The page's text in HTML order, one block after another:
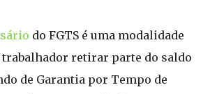
do FGTS é uma modalidade
trabalhador retirar parte do saldo
de Garantia por Tempo de